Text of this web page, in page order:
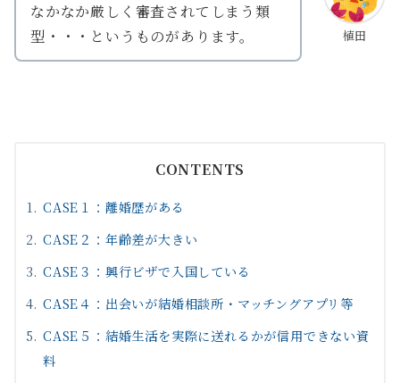
植田
なかなか厳しく審査されてしまう類
型・・・というものがあります。
CONTENTS
CASE１：離婚歴がある
CASE２：年齢差が大きい
CASE３：興行ビザで入国している
CASE４：出会いが結婚相談所・マッチングアプリ等
CASE５：結婚生活を実際に送れるかが信用できない資
料